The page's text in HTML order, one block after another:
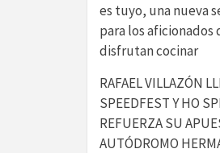
es tuyo, una nueva
para los
disfrutan cocinar
RAFAEL VILLAZÓN
SPEEDFEST Y HO
REFUERZA SU
AUTÓDROMO